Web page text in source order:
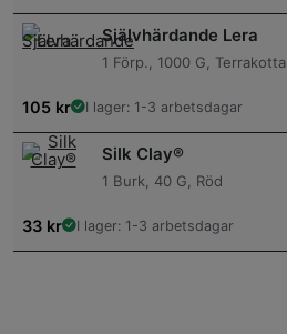
Självhärdande Lera
1 Förp., 1000 G, Terrakotta
105 kr I lager: 1-3 arbetsdagar
Silk Clay®
1 Burk, 40 G, Röd
33 kr I lager: 1-3 arbetsdagar